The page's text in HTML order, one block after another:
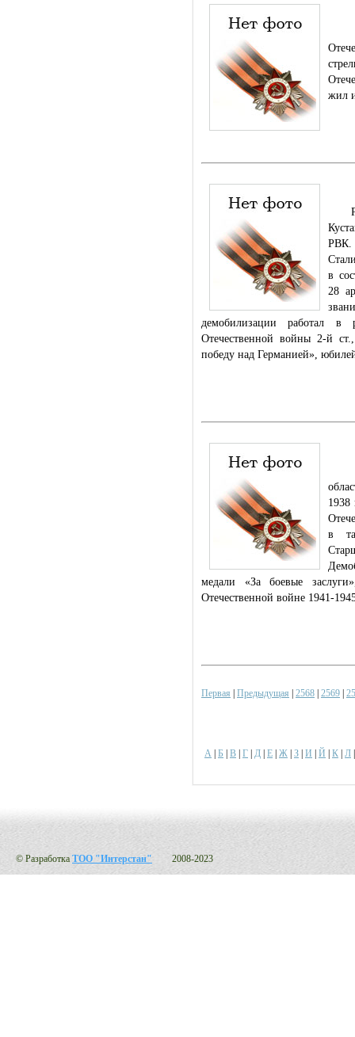
жил
РВК.
в
28
демобилизации работал в
Отечественной войны 2-й
победу над Германией»,
1938
в
медали «За боевые
Отечественной войне 1941-
Первая Предыдущая 2568 2569
А Б В Г Д Е Ж З И Й К Л
© Разработка ТОО "Интерстан" 2008-2023